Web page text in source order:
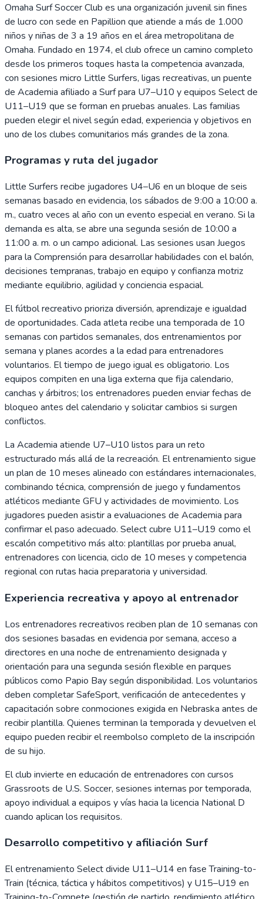
Omaha Surf Soccer Club es una organización juvenil sin fines
de lucro con sede en Papillion que atiende a más de 1.000
niños y niñas de 3 a 19 años en el área metropolitana de
Omaha. Fundado en 1974, el club ofrece un camino completo
desde los primeros toques hasta la competencia avanzada,
con sesiones micro Little Surfers, ligas recreativas, un puente
de Academia afiliado a Surf para U7–U10 y equipos Select de
U11–U19 que se forman en pruebas anuales. Las familias
pueden elegir el nivel según edad, experiencia y objetivos en
uno de los clubes comunitarios más grandes de la zona.
Programas y ruta del jugador
Little Surfers recibe jugadores U4–U6 en un bloque de seis
semanas basado en evidencia, los sábados de 9:00 a 10:00 a.
m., cuatro veces al año con un evento especial en verano. Si la
demanda es alta, se abre una segunda sesión de 10:00 a
11:00 a. m. o un campo adicional. Las sesiones usan Juegos
para la Comprensión para desarrollar habilidades con el balón,
decisiones tempranas, trabajo en equipo y confianza motriz
mediante equilibrio, agilidad y conciencia espacial.
El fútbol recreativo prioriza diversión, aprendizaje e igualdad
de oportunidades. Cada atleta recibe una temporada de 10
semanas con partidos semanales, dos entrenamientos por
semana y planes acordes a la edad para entrenadores
voluntarios. El tiempo de juego igual es obligatorio. Los
equipos compiten en una liga externa que fija calendario,
canchas y árbitros; los entrenadores pueden enviar fechas de
bloqueo antes del calendario y solicitar cambios si surgen
conflictos.
La Academia atiende U7–U10 listos para un reto
estructurado más allá de la recreación. El entrenamiento sigue
un plan de 10 meses alineado con estándares internacionales,
combinando técnica, comprensión de juego y fundamentos
atléticos mediante GFU y actividades de movimiento. Los
jugadores pueden asistir a evaluaciones de Academia para
confirmar el paso adecuado. Select cubre U11–U19 como el
escalón competitivo más alto: plantillas por prueba anual,
entrenadores con licencia, ciclo de 10 meses y competencia
regional con rutas hacia preparatoria y universidad.
Experiencia recreativa y apoyo al entrenador
Los entrenadores recreativos reciben plan de 10 semanas con
dos sesiones basadas en evidencia por semana, acceso a
directores en una noche de entrenamiento designada y
orientación para una segunda sesión flexible en parques
públicos como Papio Bay según disponibilidad. Los voluntarios
deben completar SafeSport, verificación de antecedentes y
capacitación sobre conmociones exigida en Nebraska antes de
recibir plantilla. Quienes terminan la temporada y devuelven el
equipo pueden recibir el reembolso completo de la inscripción
de su hijo.
El club invierte en educación de entrenadores con cursos
Grassroots de U.S. Soccer, sesiones internas por temporada,
apoyo individual a equipos y vías hacia la licencia National D
cuando aplican los requisitos.
Desarrollo competitivo y afiliación Surf
El entrenamiento Select divide U11–U14 en fase Training-to-
Train (técnica, táctica y hábitos competitivos) y U15–U19 en